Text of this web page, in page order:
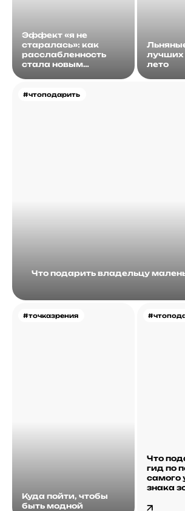
Эффект «я не
старалась»: как
расслабленность
стала новым
#чтоподарить
Что подарить владельцу
лучших
лето
#точказрения
Куда пойти, чтобы
быть модной
Что
гид по
самого
знака